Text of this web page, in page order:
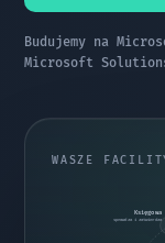
Budujemy na
Microsoft
WASZE
Księgowa
sprawdza i zatwierdza